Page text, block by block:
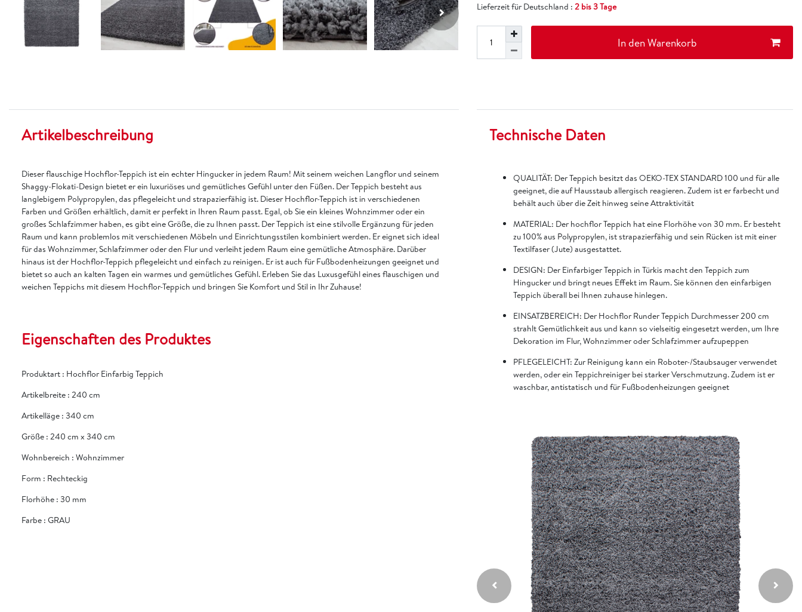
Lieferzeit für Deutschland : 2 bis 3 Tage
In den Warenkorb
Artikelbeschreibung
Dieser flauschige Hochflor-Teppich ist ein echter Hingucker in jedem Raum! Mit seinem weichen Langflor und seinem
Shaggy-Flokati-Design bietet er ein luxuriöses und gemütliches Gefühl unter den Füßen. Der Teppich besteht aus
langlebigem Polypropylen, das pflegeleicht und strapazierfähig ist. Dieser Hochflor-Teppich ist in verschiedenen
Farben und Größen erhältlich, damit er perfekt in Ihren Raum passt. Egal, ob Sie ein kleines Wohnzimmer oder ein
großes Schlafzimmer haben, es gibt eine Größe, die zu Ihnen passt. Der Teppich ist eine stilvolle Ergänzung für jeden
Raum und kann problemlos mit verschiedenen Möbeln und Einrichtungsstilen kombiniert werden. Er eignet sich ideal
für das Wohnzimmer, Schlafzimmer oder den Flur und verleiht jedem Raum eine gemütliche Atmosphäre. Darüber
hinaus ist der Hochflor-Teppich pflegeleicht und einfach zu reinigen. Er ist auch für Fußbodenheizungen geeignet und
bietet so auch an kalten Tagen ein warmes und gemütliches Gefühl. Erleben Sie das Luxusgefühl eines flauschigen und
weichen Teppichs mit diesem Hochflor-Teppich und bringen Sie Komfort und Stil in Ihr Zuhause!
Eigenschaften des Produktes
Produktart : Hochflor Einfarbig Teppich
Artikelbreite : 240 cm
Artikelläge : 340 cm
Größe : 240 cm x 340 cm
Wohnbereich : Wohnzimmer
Form : Rechteckig
Florhöhe : 30 mm
Farbe : GRAU
Technische Daten
QUALITÄT: Der Teppich besitzt das OEKO-TEX STANDARD 100 und für alle
geeignet, die auf Hausstaub allergisch reagieren. Zudem ist er farbecht und
behält auch über die Zeit hinweg seine Attraktivität
MATERIAL: Der hochflor Teppich hat eine Florhöhe von 30 mm. Er besteht
zu 100% aus Polypropylen, ist strapazierfähig und sein Rücken ist mit einer
Textilfaser (Jute) ausgestattet.
DESIGN: Der Einfarbiger Teppich in Türkis macht den Teppich zum
Hingucker und bringt neues Effekt im Raum. Sie können den einfarbigen
Teppich überall bei Ihnen zuhause hinlegen.
EINSATZBEREICH: Der Hochflor Runder Teppich Durchmesser 200 cm
strahlt Gemütlichkeit aus und kann so vielseitig eingesetzt werden, um Ihre
Dekoration im Flur, Wohnzimmer oder Schlafzimmer aufzupeppen
PFLEGELEICHT: Zur Reinigung kann ein Roboter-/Staubsauger verwendet
werden, oder ein Teppichreiniger bei starker Verschmutzung. Zudem ist er
waschbar, antistatisch und für Fußbodenheizungen geeignet